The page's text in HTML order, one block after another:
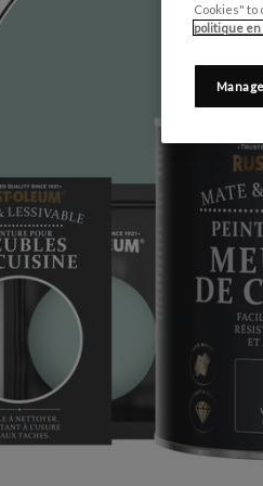
Cookies" to
politique